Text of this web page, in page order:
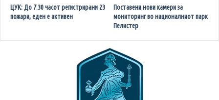
ЦУК: До 7.30 часот регистрирани 23
пожари, еден е активен
Поставени нови камери за
мониторинг во националниот парк
Пелистер